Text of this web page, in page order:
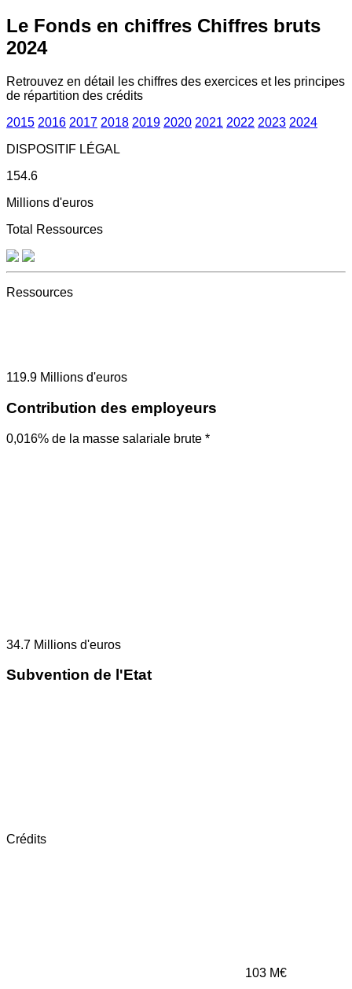
Le Fonds en chiffres Chiffres bruts
2024
Retrouvez en détail les chiffres des exercices et les principes
de répartition des crédits
2015 2016 2017 2018 2019 2020 2021 2022 2023 2024
DISPOSITIF LÉGAL
154.6
Millions d'euros
Total Ressources
Ressources
119.9 Millions d'euros
Contribution des employeurs
0,016% de la masse salariale brute *
34.7 Millions d'euros
Subvention de l'Etat
Crédits
103 M€